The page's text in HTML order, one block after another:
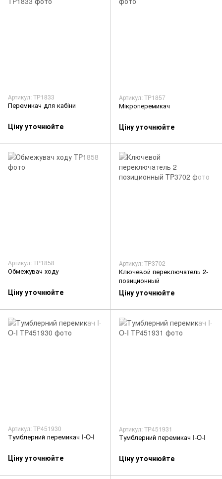
Артикул: TP1833
Перемикач для кабіни
Ціну уточнюйте
Артикул: TP1857
Мікроперемикач
Ціну уточнюйте
Артикул: TP1858
Обмежувач ходу
Ціну уточнюйте
Артикул: TP3702
Ключевой переключатель 2-
позиционный
Ціну уточнюйте
Артикул: TP451930
Тумблерний перемикач I-O-I
Ціну уточнюйте
Артикул: TP451931
Тумблерний перемикач I-O-I
Ціну уточнюйте